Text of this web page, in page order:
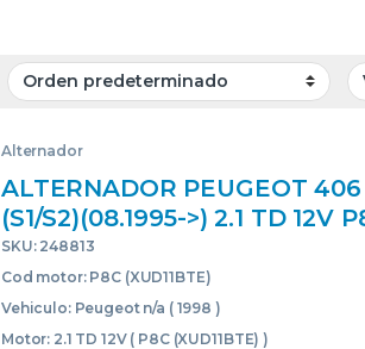
Alternador
ALTERNADOR PEUGEOT
(S1/S2)(08.1995->) 2.1 TD 12V
P8C(XUD11BTE) 8EL012426
GENERADOR 20LE00
SKU: 248813
Cod motor: P8C (XUD11BTE)
Vehiculo: Peugeot n/a ( 1998 )
Motor: 2.1 TD 12V ( P8C (XUD11BTE) )